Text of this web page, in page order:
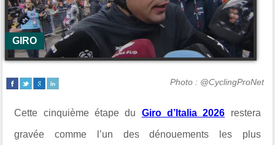
GIRO
Photo : @CyclingProNet
Cette cinquième étape du Giro d’Italia 2026 restera
gravée comme l’un des dénouements les plus